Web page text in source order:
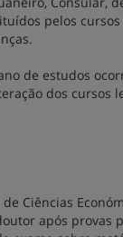
pelos
de estudos
dos cursos
Ciências
após provas